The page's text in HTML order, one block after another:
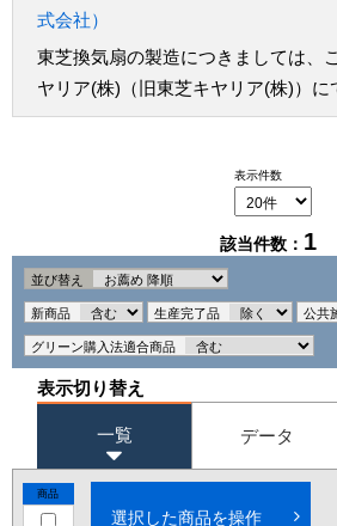
式会社）
東芝換気扇の製造につきましては、
ヤリア(株)（旧東芝キヤリア(株)）に
表示件数
該当件数： 1
並び替え
新商品 生産完了品 公共
グリーン購入法適合商品
表示切り替え
一覧 データ
商品
選択した商品を操作